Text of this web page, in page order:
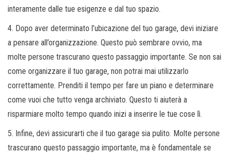
interamente dalle tue esigenze e dal tuo spazio.
4. Dopo aver determinato l’ubicazione del tuo garage, devi iniziare
a pensare all’organizzazione. Questo può sembrare ovvio, ma
molte persone trascurano questo passaggio importante. Se non sai
come organizzare il tuo garage, non potrai mai utilizzarlo
correttamente. Prenditi il ​​tempo per fare un piano e determinare
come vuoi che tutto venga archiviato. Questo ti aiuterà a
risparmiare molto tempo quando inizi a inserire le tue cose lì.
5. Infine, devi assicurarti che il tuo garage sia pulito. Molte persone
trascurano questo passaggio importante, ma è fondamentale se